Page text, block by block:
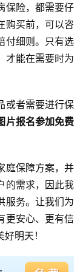
保险，都需要仔
购买前，可以咨
付细则。只有选
才能在需要时为
或者需要进行保
片报名参加免费
庭保障方案，并
的需求，因此我
服务。让我们为
更安心、更有信
明天！